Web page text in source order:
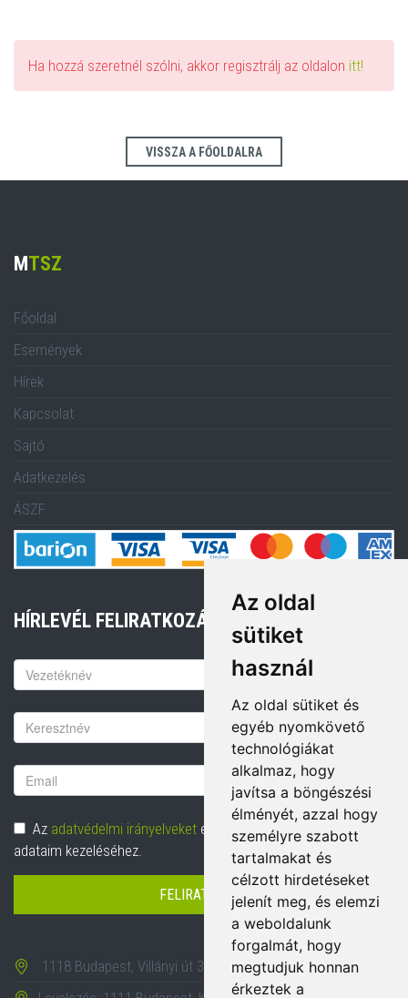
Az oldal
sütiket
használ
Az oldal sütiket és
egyéb nyomkövető
technológiákat
alkalmaz, hogy
javítsa a böngészési
élményét, azzal hogy
személyre szabott
tartalmakat és
célzott hirdetéseket
jelenít meg, és elemzi
a weboldalunk
forgalmát, hogy
megtudjuk honnan
érkeztek a
Ha hozzá szeretnél szólni, akkor regisztrálj az oldalon itt!
VISSZA A FŐOLDALRA
MTSZ
Főoldal
Események
Hírek
Kapcsolat
Sajtó
Adatkezelés
ÁSZF
HÍRLEVÉL FELIRATKOZÁS
Keresztnév
Vezetéknév
Email
cím
Adatvédelem
Az adatvédelmi irányelveket elolvastam és hozzájárulok
adataim kezeléséhez.
FELIRATKOZÁS
1118 Budapest, Villányi út 35-43.